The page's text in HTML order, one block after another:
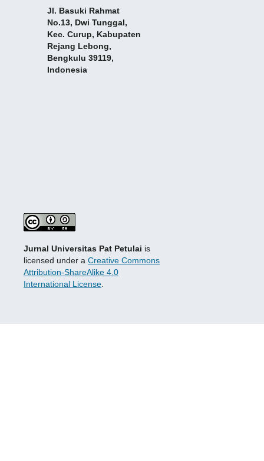
Jl. Basuki Rahmat
No.13, Dwi Tunggal,
Kec. Curup, Kabupaten
Rejang Lebong,
Bengkulu 39119,
Indonesia
Jurnal Universitas Pat Petulai is
licensed under a Creative Commons
Attribution-ShareAlike 4.0
International License.